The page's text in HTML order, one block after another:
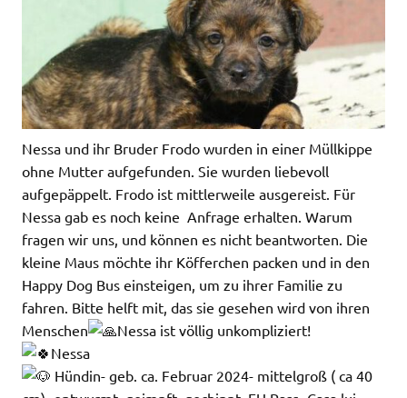
Nessa und ihr Bruder Frodo wurden in einer Müllkippe
ohne Mutter aufgefunden. Sie wurden liebevoll
aufgepäppelt. Frodo ist mittlerweile ausgereist. Für
Nessa gab es noch keine Anfrage erhalten. Warum
fragen wir uns, und können es nicht beantworten. Die
kleine Maus möchte ihr Köfferchen packen und in den
Happy Dog Bus einsteigen, um zu ihrer Familie zu
fahren. Bitte helft mit, das sie gesehen wird von ihren
Menschen
Nessa ist völlig unkompliziert!
Nessa
Hündin- geb. ca. Februar 2024- mittelgroß ( ca 40